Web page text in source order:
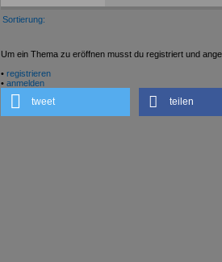
Sortierung:
Um ein Thema zu eröffnen musst du registriert und
• registrieren
• anmelden
tweet teilen